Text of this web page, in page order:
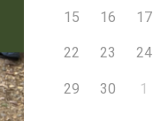
15 16 17
22 23 24
29 30 1